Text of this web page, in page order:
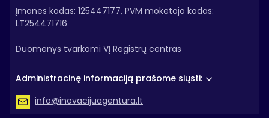
Įmonės kodas: 125447177, PVM mokėtojo kodas:
LT254471716
Duomenys tvarkomi VĮ Registrų centras
Administracinę informaciją prašome siųsti:
info@inovacijuagentura.lt